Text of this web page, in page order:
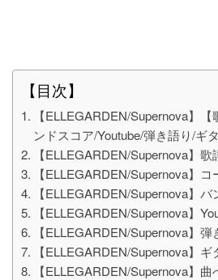
【目次】
【ELLEGARDEN/Supernova】
ンドスコア/Youtube/弾き語り/ギタ
【ELLEGARDEN/Supernova】歌
【ELLEGARDEN/Supernova】コ
【ELLEGARDEN/Supernova】バ
【ELLEGARDEN/Supernova】
【ELLEGARDEN/Supernova】弾
【ELLEGARDEN/Supernova】ギ
【ELLEGARDEN/Supernova】